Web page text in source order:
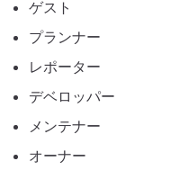
ゲスト
プランナー
レポーター
デベロッパー
メンテナー
オーナー